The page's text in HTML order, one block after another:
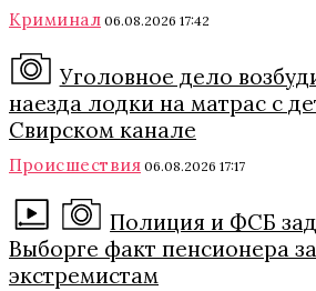
Криминал 06.08.2026 17:42
Уголовное дело
наезда лодки на матрас с
Свирском канале
Происшествия 06.08.2026 17:17
Полиция и ФСБ
Выборге факт пенсионера
экстремистам